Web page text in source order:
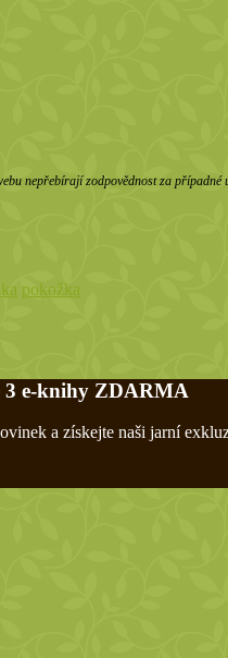
nepřebírají zodpovědnost za
pokožka
3 e-knihy ZDARMA
a získejte naši jarní